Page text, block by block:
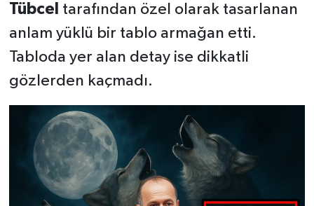
Tübcel tarafından özel olarak tasarlanan
anlam yüklü bir tablo armağan etti.
Tabloda yer alan detay ise dikkatli
gözlerden kaçmadı.